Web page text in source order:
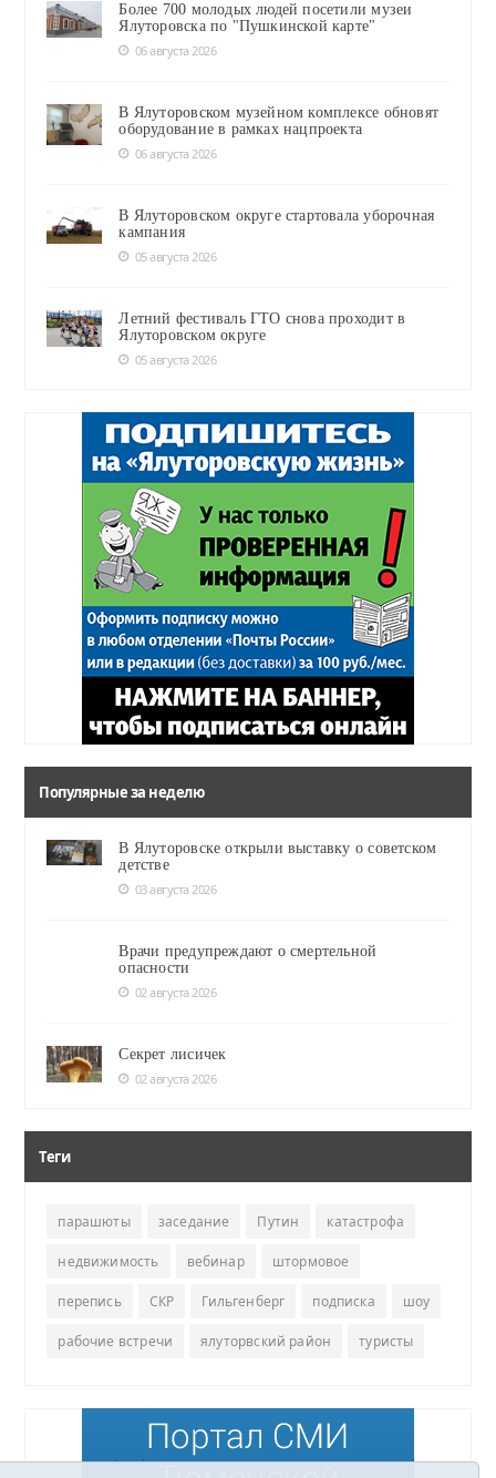
Более 700 молодых людей посетили музеи
Ялуторовска по "Пушкинской карте"
06 августа 2026
В Ялуторовском музейном комплексе обновят
оборудование в рамках нацпроекта
06 августа 2026
В Ялуторовском округе стартовала уборочная
кампания
05 августа 2026
Летний фестиваль ГТО снова проходит в
Ялуторовском округе
05 августа 2026
Популярные за неделю
В Ялуторовске открыли выставку о советском
детстве
03 августа 2026
Врачи предупреждают о смертельной
опасности
02 августа 2026
Секрет лисичек
02 августа 2026
Теги
парашюты заседание Путин катастрофа
недвижимость вебинар штормовое
перепись СКР Гильгенберг подписка шоу
рабочие встречи ялуторвский район туристы